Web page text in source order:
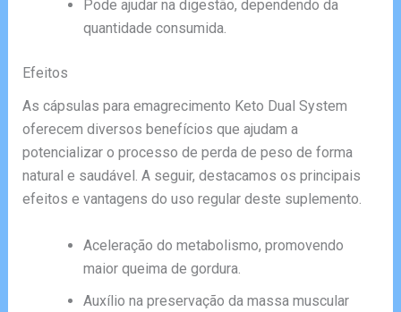
Pode ajudar na digestão, dependendo da
quantidade consumida.
Efeitos
As cápsulas para emagrecimento Keto Dual System
oferecem diversos benefícios que ajudam a
potencializar o processo de perda de peso de forma
natural e saudável. A seguir, destacamos os principais
efeitos e vantagens do uso regular deste suplemento.
Aceleração do metabolismo, promovendo
maior queima de gordura.
Auxílio na preservação da massa muscular